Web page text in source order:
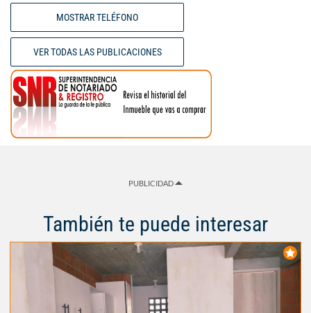
MOSTRAR TELÉFONO
VER TODAS LAS PUBLICACIONES
PUBLICIDAD
También te puede interesar